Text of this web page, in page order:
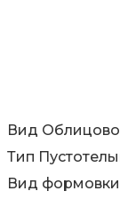
Вид
Тип
Вид